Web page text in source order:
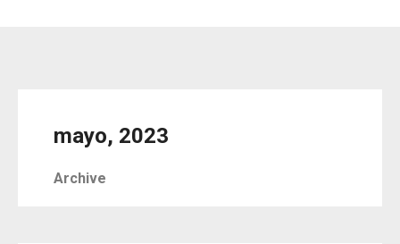
mayo, 2023
Archive